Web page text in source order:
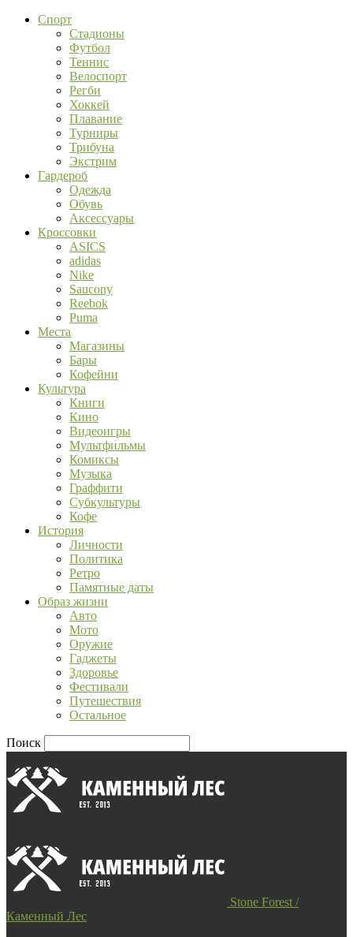
Спорт
Стадионы
Футбол
Теннис
Велоспорт
Регби
Хоккей
Плавание
Турниры
Трибуна
Экстрим
Гардероб
Одежда
Обувь
Аксессуары
Кроссовки
ASICS
adidas
Nike
Saucony
Reebok
Puma
Места
Магазины
Бары
Кофейни
Культура
Книги
Кино
Видеоигры
Мультфильмы
Комиксы
Музыка
Граффити
Субкультуры
Кофе
История
Личности
Политика
Ретро
Памятные даты
Образ жизни
Авто
Мото
Оружие
Гаджеты
Здоровье
Фестивали
Путешествия
Остальное
Поиск
Stone Forest /
Каменный Лес